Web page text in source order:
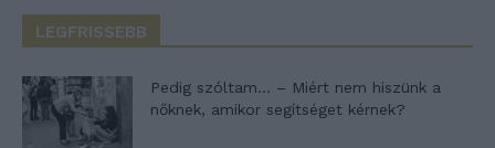
LEGFRISSEBB
Pedig szóltam… – Miért nem hiszünk a
nőknek, amikor segítséget kérnek?